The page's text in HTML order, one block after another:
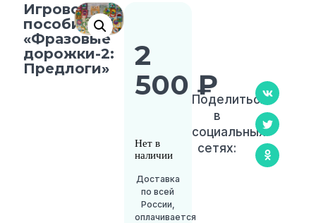
Игровое
пособие
«Фразовые
дорожки-2:
Предлоги»
2
500 ₽
Нет в
наличии
Доставка
по всей
России,
оплачивается
Поделиться
в
социальных
сетях: